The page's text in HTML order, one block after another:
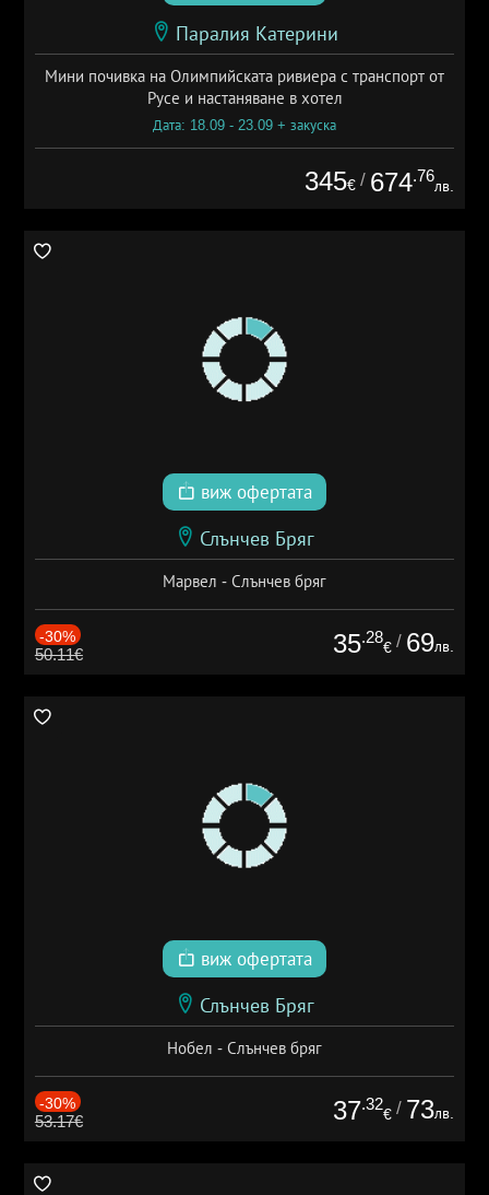
Паралия Катерини
Мини почивка на Олимпийската ривиера с транспорт от
Русе и настаняване в хотел
Дата: 18.09 - 23.09 + закуска
345€ / 674.76
лв.
виж офертата
Слънчев Бряг
Марвел - Слънчев бряг
-30%
50.11€ 35.28
€ / 69лв.
виж офертата
Слънчев Бряг
Нобел - Слънчев бряг
-30%
53.17€ 37.32
€ / 73лв.